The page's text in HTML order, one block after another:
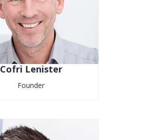
Cofri Lenister
Founder